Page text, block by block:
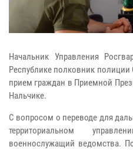
Начальник Управления
Республике полковник
прием граждан в Приемной
Нальчике.
С вопросом о переводе для
территориальном
военнослужащий ведомства.